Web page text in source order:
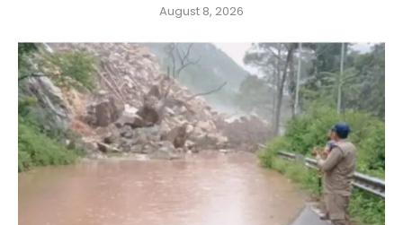
August 8, 2026